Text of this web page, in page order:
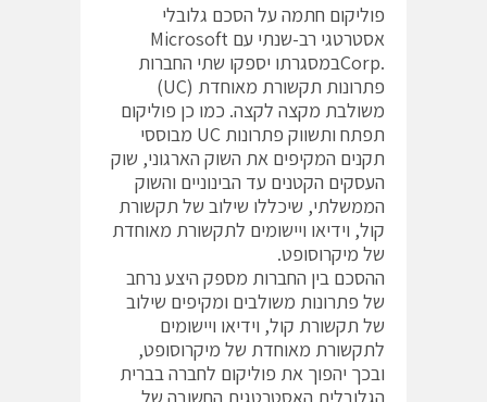
n
u
פוליקום‎ חתמה על הסכם גלובלי
אסטרטגי רב-שנתי עם ‎ Microsoft
Corp.‎‎במסגרתו יספקו שתי החברות
פתרונות תקשורת מאוחדת (UC)
משולבת מקצה לקצה. כמו כן פוליקום
תפתח ותשווק פתרונות UC מבוססי
תקנים המקיפים את השוק הארגוני, שוק
העסקים הקטנים עד הבינוניים והשוק
הממשלתי, שיכללו שילוב של תקשורת
קול, וידיאו ויישומים לתקשורת מאוחדת
של מיקרוסופט.
ההסכם בין החברות מספק היצע נרחב
של פתרונות משולבים ומקיפים שילוב
של תקשורת קול, וידיאו ויישומים
לתקשורת מאוחדת של מיקרוסופט,
ובכך יהפוך את פוליקום לחברה בברית
הגלובלית האסטרטגית החשובה של